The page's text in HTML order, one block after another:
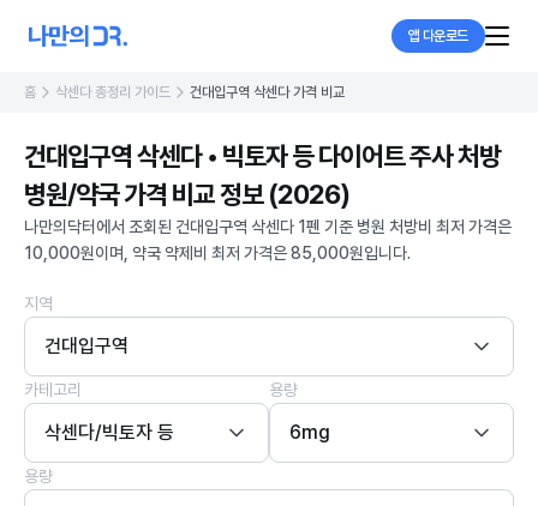
앱 다운로드
홈 삭센다 총정리 가이드 건대입구역 삭센다 가격 비교
건대입구역 삭센다 • 빅토자 등 다이어트 주사 처방
병원/약국 가격 비교 정보 (2026)
나만의닥터에서 조회된 건대입구역 삭센다 1펜 기준 병원 처방비 최저 가격은
10,000원이며, 약국 약제비 최저 가격은 85,000원입니다.
지역
건대입구역
카테고리
삭센다/빅토자 등
용량
6mg
용량